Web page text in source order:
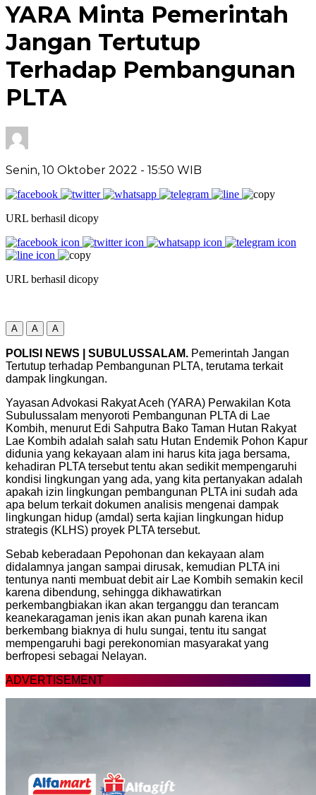
YARA Minta Pemerintah
Jangan Tertutup
Terhadap Pembangunan
PLTA
Senin, 10 Oktober 2022 - 15:50 WIB
URL berhasil dicopy
URL berhasil dicopy
A A A
POLISI NEWS | SUBULUSSALAM. Pemerintah Jangan
Tertutup terhadap Pembangunan PLTA, terutama terkait
dampak lingkungan.
Yayasan Advokasi Rakyat Aceh (YARA) Perwakilan Kota
Subulussalam menyoroti Pembangunan PLTA di Lae
Kombih, menurut Edi Sahputra Bako Taman Hutan Rakyat
Lae Kombih adalah salah satu Hutan Endemik Pohon Kapur
didunia yang kekayaan alam ini harus kita jaga bersama,
kehadiran PLTA tersebut tentu akan sedikit mempengaruhi
kondisi lingkungan yang ada, yang kita pertanyakan adalah
apakah izin lingkungan pembangunan PLTA ini sudah ada
apa belum terkait dokumen analisis mengenai dampak
lingkungan hidup (amdal) serta kajian lingkungan hidup
strategis (KLHS) proyek PLTA tersebut.
Sebab keberadaan Pepohonan dan kekayaan alam
didalamnya jangan sampai dirusak, kemudian PLTA ini
tentunya nanti membuat debit air Lae Kombih semakin kecil
karena dibendung, sehingga dikhawatirkan
perkembangbiakan ikan akan terganggu dan terancam
keanekaragaman jenis ikan akan punah karena ikan
berkembang biaknya di hulu sungai, tentu itu sangat
mempengaruhi bagi perekonomian masyarakat yang
berfropesi sebagai Nelayan.
ADVERTISEMENT